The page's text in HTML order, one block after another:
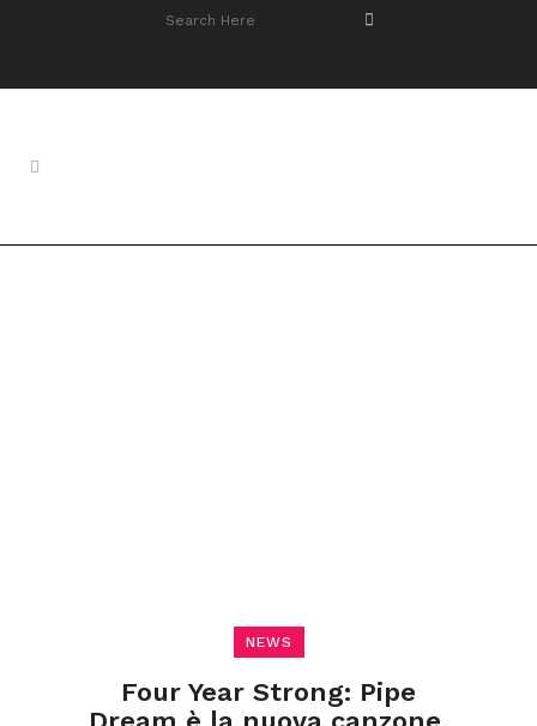
NEWS
Four Year Strong: Pipe